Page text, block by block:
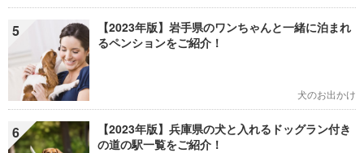
5
【2023年版】岩手県のワンちゃんと一緒に泊まれ
るペンションをご紹介！
犬のお出かけ
6
【2023年版】兵庫県の犬と入れるドッグラン付き
の道の駅一覧をご紹介！